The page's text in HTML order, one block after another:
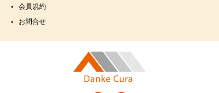
会員規約
お問合せ